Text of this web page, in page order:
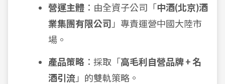
營運主體 ：由全資子公司「中酒(北京)酒
業集團有限公司 」專責運營中國大陸市
場。
產品策略 ：採取「高毛利自營品牌 + 名
酒引流 」的雙軌策略。